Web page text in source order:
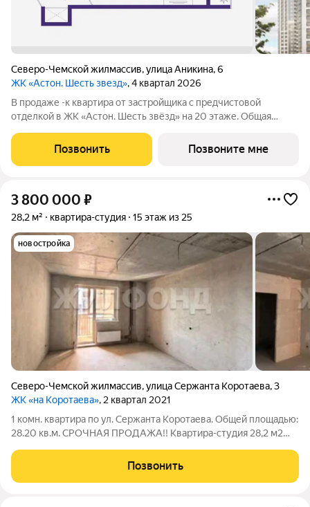
Северо-Чемской жилмассив,улица Аникина,6
ЖК «Астон. Шесть звезд», 4 квартал 2026
В продаже -к квартира от застройщика с предчистовой
отделкой в ЖК «Астон. Шесть звёзд» на 20 этаже. Общая
2.95 м (зависит от секции). «Астон. Шесть звёзд» современный
комплекс из шести
Позвонить Позвоните мне
3 800 000 ₽
28,2 м² квартира-студия 15 этаж из 25
новостройка
Северо-Чемской жилмассив,улица Сержанта Коротаева,3
ЖК «на Коротаева», 2 квартал 2021
1 комн. квартира по ул. Сержанта Коротаева. Общей площадью:
28.20 кв.м. СРОЧНАЯ ПРОДАЖА!! Квартира-студия 28,2 м2
новом доме комфорт-класса ЖК На Коротаева под
самоотделку. Это ИДЕАЛЬНЫЙ
Позвонить